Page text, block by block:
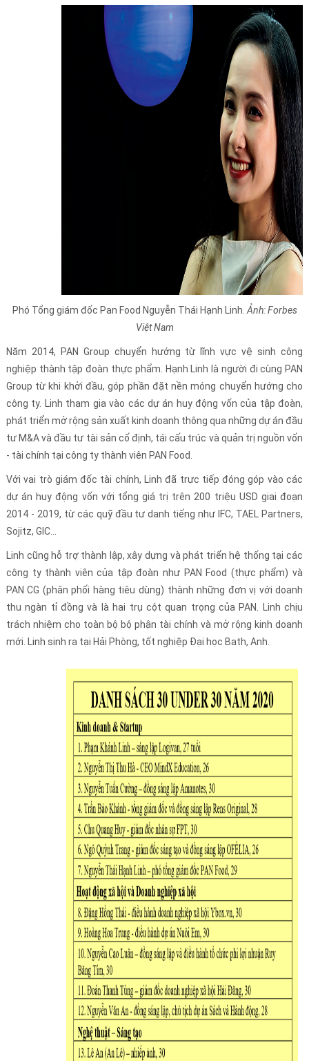
Phó Tổng giám đốc Pan Food Nguyễn Thái Hạnh Linh. Ảnh: Forbes
Việt Nam
Năm 2014, PAN Group chuyển hướng từ lĩnh vực vệ sinh công
nghiệp thành tập đoàn thực phẩm. Hạnh Linh là người đi cùng PAN
Group từ khi khởi đầu, góp phần đặt nền móng chuyển hướng cho
công ty. Linh tham gia vào các dự án huy động vốn của tập đoàn,
phát triển mở rộng sản xuất kinh doanh thông qua những dự án đầu
tư M&A và đầu tư tài sản cố định, tái cấu trúc và quản trị nguồn vốn
- tài chính tại công ty thành viên PAN Food.
Với vai trò giám đốc tài chính, Linh đã trực tiếp đóng góp vào các
dự án huy động vốn với tổng giá trị trên 200 triệu USD giai đoạn
2014 - 2019, từ các quỹ đầu tư danh tiếng như IFC, TAEL Partners,
Sojitz, GIC...
Linh cũng hỗ trợ thành lập, xây dựng và phát triển hệ thống tại các
công ty thành viên của tập đoàn như PAN Food (thực phẩm) và
PAN CG (phân phối hàng tiêu dùng) thành những đơn vị với doanh
thu ngàn tỉ đồng và là hai trụ cột quan trọng của PAN. Linh chịu
trách nhiệm cho toàn bộ bộ phận tài chính và mở rộng kinh doanh
mới. Linh sinh ra tại Hải Phòng, tốt nghiệp Đại học Bath, Anh.